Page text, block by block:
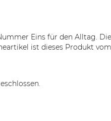
Eins für den Alltag.
ist dieses Produkt